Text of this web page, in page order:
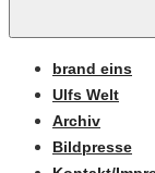
brand eins
Ulfs Welt
Archiv
Bildpresse